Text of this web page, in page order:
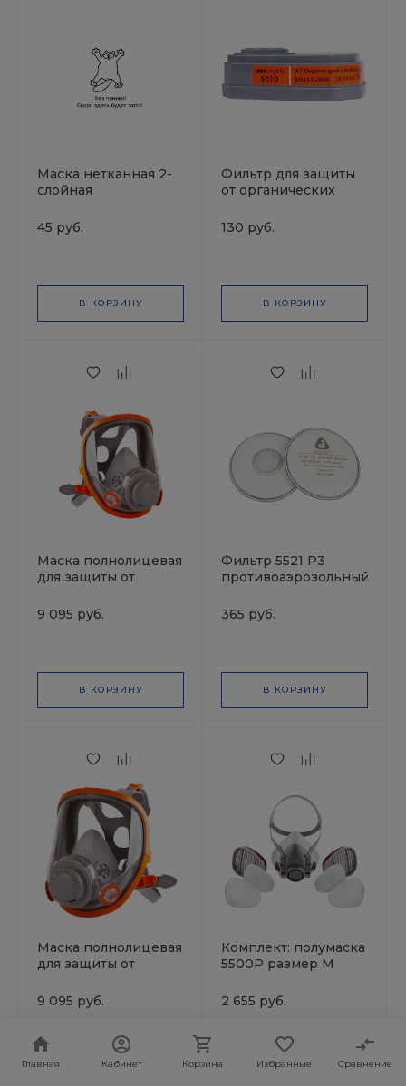
Главная Кабинет Корзина Избранные Сравнение
Маска нетканная 2-
слойная
45 руб.
В КОРЗИНУ
Фильтр для защиты
от органических
JETA PRO/уп.10шт
цена за 1шт
130 руб.
В КОРЗИНУ
Маска полнолицевая
для защиты от
5950 i/L JETAPRO
9 095 руб.
В КОРЗИНУ
Фильтр 5521 P3
противоаэрозольный
365 руб.
В КОРЗИНУ
Маска полнолицевая
для защиты от
5950 i/M JETAPRO
9 095 руб.
Комплект: полумаска
5500P размер M
+предфильтры Р2(4
шт.) +держатели
2 655 руб.